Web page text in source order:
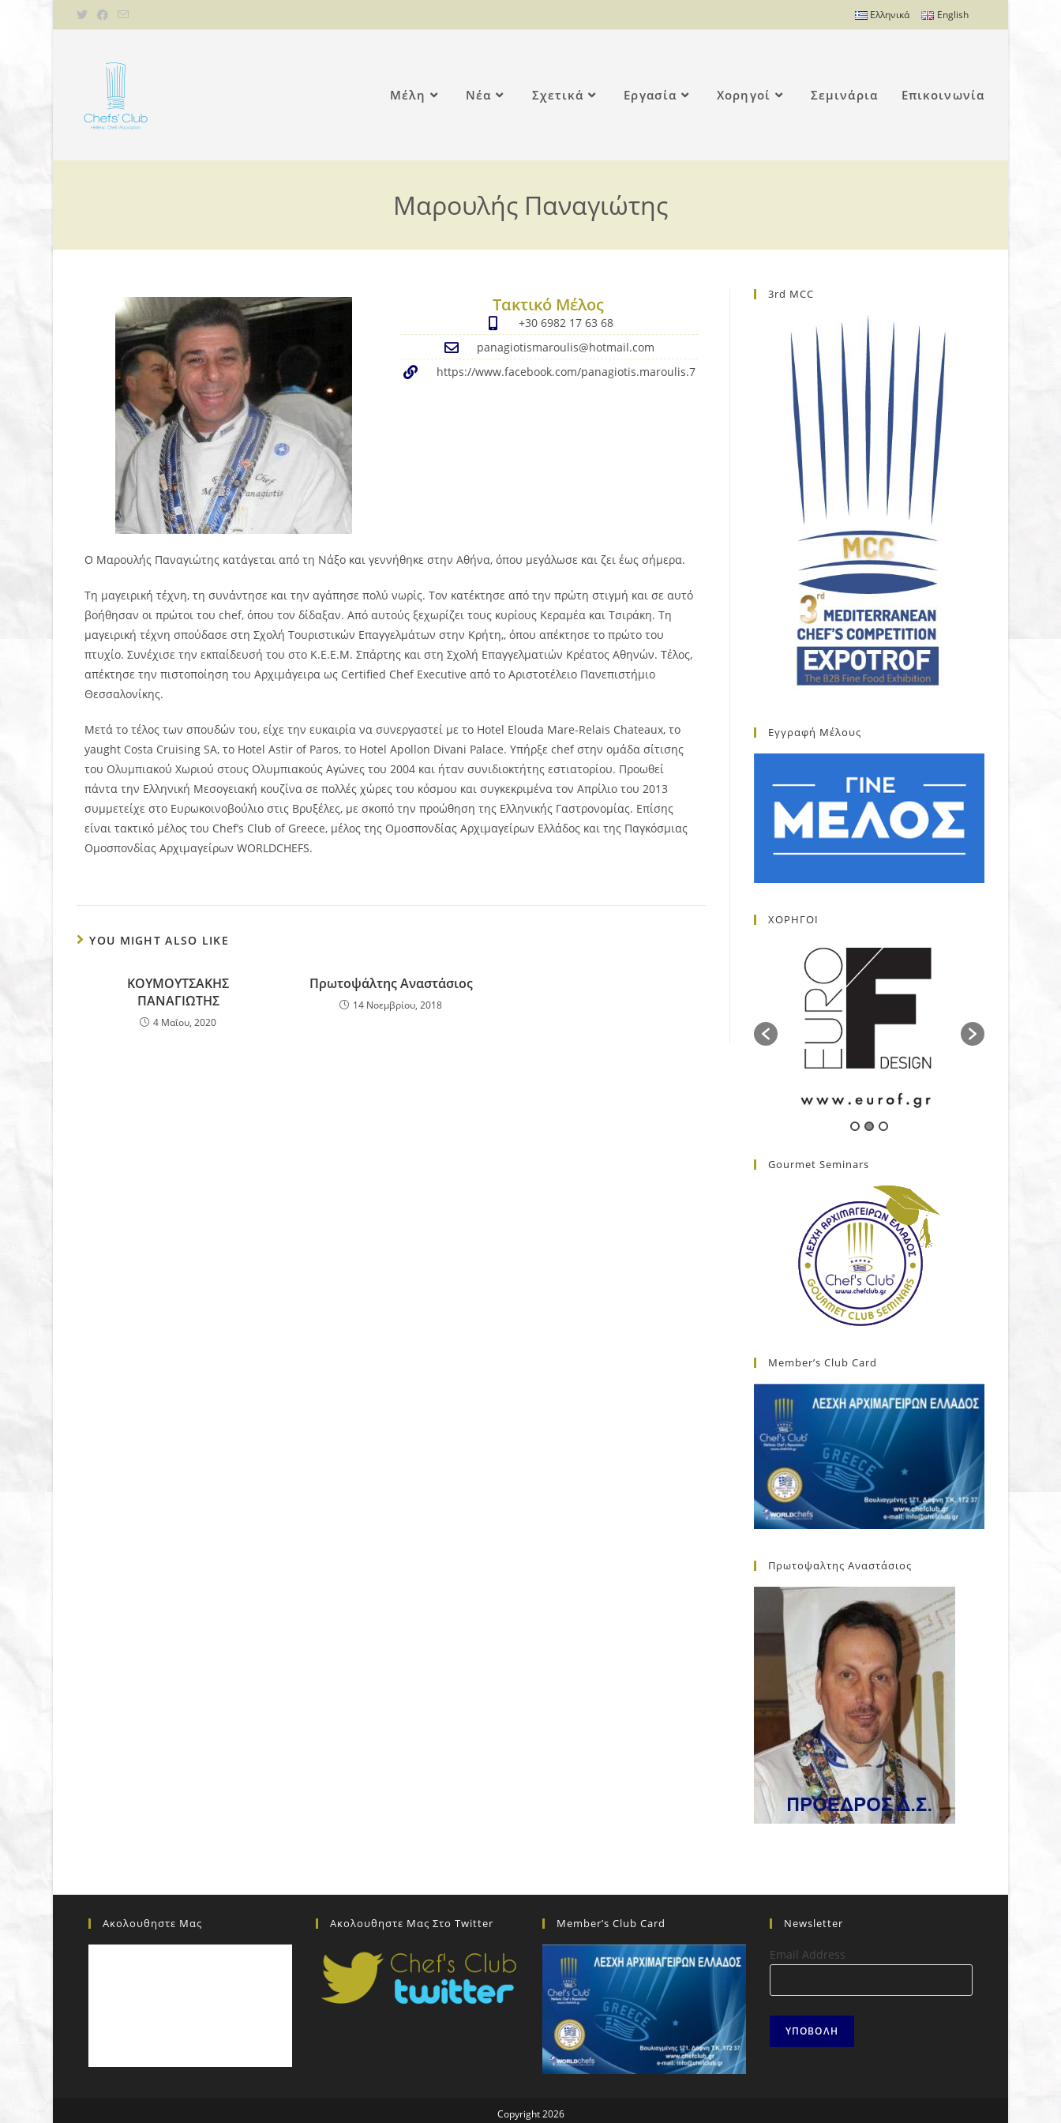
Ελληνικά English
Μέλη Νέα Σχετικά Εργασία Χορηγοί Σεμινάρια Επικοινωνία
Μαρουλής Παναγιώτης
Τακτικό Μέλος
+30 6982 17 63 68
panagiotismaroulis@hotmail.com
https://www.facebook.com/panagiotis.maroulis.7
Ο Μαρουλής Παναγιώτης κατάγεται από τη Νάξο και γεννήθηκε στην Αθήνα, όπου μεγάλωσε και ζει έως σήμερα.
Τη μαγειρική τέχνη, τη συνάντησε και την αγάπησε πολύ νωρίς. Τον κατέκτησε από την πρώτη στιγμή και σε αυτό
βοήθησαν οι πρώτοι του chef, όπου τον δίδαξαν. Από αυτούς ξεχωρίζει τους κυρίους Κεραμέα και Τσιράκη. Τη
μαγειρική τέχνη σπούδασε στη Σχολή Τουριστικών Επαγγελμάτων στην Κρήτη,, όπου απέκτησε το πρώτο του
πτυχίο. Συνέχισε την εκπαίδευσή του στο Κ.Ε.Ε.Μ. Σπάρτης και στη Σχολή Επαγγελματιών Κρέατος Αθηνών. Τέλος,
απέκτησε την πιστοποίηση του Αρχιμάγειρα ως Certified Chef Executive από το Αριστοτέλειο Πανεπιστήμιο
Θεσσαλονίκης.
Μετά το τέλος των σπουδών του, είχε την ευκαιρία να συνεργαστεί με το Hotel Elouda Mare-Relais Chateaux, το
yaught Costa Cruising SA, το Hotel Astir of Paros, το Hotel Apollon Divani Palace. Υπήρξε chef στην ομάδα σίτισης
του Ολυμπιακού Χωριού στους Ολυμπιακούς Αγώνες του 2004 και ήταν συνιδιοκτήτης εστιατορίου. Προωθεί
πάντα την Ελληνική Μεσογειακή κουζίνα σε πολλές χώρες του κόσμου και συγκεκριμένα τον Απρίλιο του 2013
συμμετείχε στο Ευρωκοινοβούλιο στις Βρυξέλες, με σκοπό την προώθηση της Ελληνικής Γαστρονομίας. Επίσης
είναι τακτικό μέλος του Chef’s Club of Greece, μέλος της Ομοσπονδίας Αρχιμαγείρων Ελλάδος και της Παγκόσμιας
Ομοσπονδίας Αρχιμαγείρων WORLDCHEFS.
YOU MIGHT ALSO LIKE
ΚΟΥΜΟΥΤΣΑΚΗΣ
ΠΑΝΑΓΙΩΤΗΣ
4 Μαΐου, 2020
Πρωτοψάλτης Αναστάσιος
14 Νοεμβρίου, 2018
3rd MCC
Εγγραφή Μέλους
ΧΟΡΗΓΟΙ
Gourmet Seminars
Member’s Club Card
Πρωτοψαλτης Αναστάσιος
Ακολουθηστε Μας Ακολουθηστε Μας Στο Twitter Member’s Club Card Newsletter
Email Address
Copyright 2026